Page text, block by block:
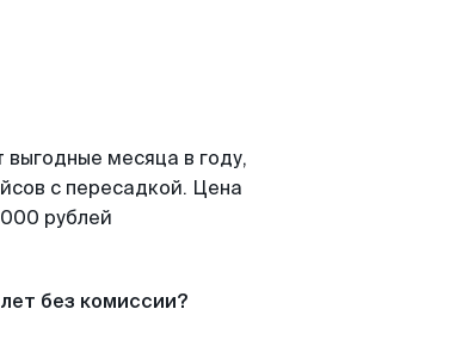
месяца в году,
с пересадкой. Цена
рублей
без комиссии?